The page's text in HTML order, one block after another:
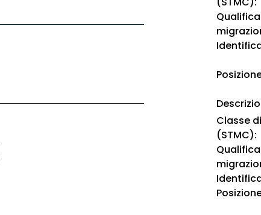
Classe
(STMC):